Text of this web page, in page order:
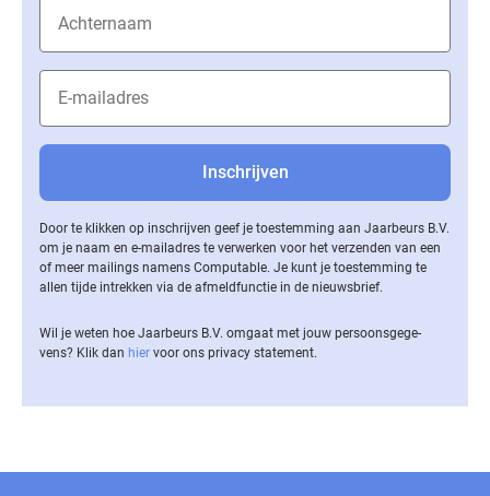
Door te klikken op inschrijven geef je toestemming aan Jaarbeurs B.V.
om je naam en e-mailadres te verwerken voor het verzenden van een
of meer mailings namens Computable. Je kunt je toestemming te
allen tijde intrekken via de af­meld­func­tie in de nieuwsbrief.
Wil je weten hoe Jaarbeurs B.V. omgaat met jouw per­soons­ge­ge­
vens? Klik dan hier voor ons privacy statement.